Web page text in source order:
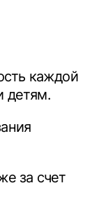
каждой
детям.
за счет